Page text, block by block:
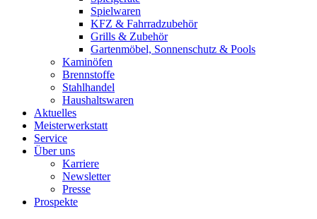
Spielwaren
KFZ & Fahrradzubehör
Grills & Zubehör
Gartenmöbel, Sonnenschutz & Pools
Kaminöfen
Brennstoffe
Stahlhandel
Haushaltswaren
Aktuelles
Meisterwerkstatt
Service
Über uns
Karriere
Newsletter
Presse
Prospekte